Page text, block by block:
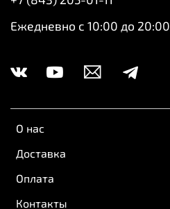
О нас
Доставка
Оплата
Контакты
Ежедневно с 10:00 до 20:00